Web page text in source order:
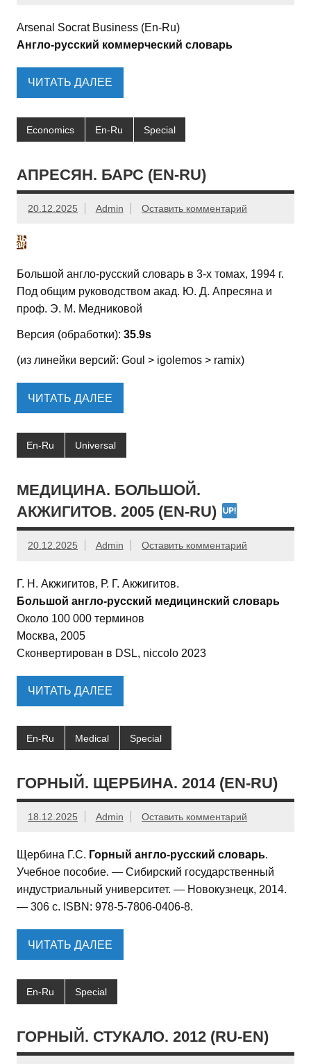
Arsenal Socrat Business (En-Ru)
Англо-русский коммерческий словарь
ЧИТАТЬ ДАЛЕЕ
Economics En-Ru Special
АПРЕСЯН. БАРС (EN-RU)
20.12.2025 Admin Оставить комментарий
Большой англо-русский словарь в 3-х томах, 1994 г.
Под общим руководством акад. Ю. Д. Апресяна и
проф. Э. М. Медниковой
Версия (обработки): 35.9s
(из линейки версий: Goul > igolemos > ramix)
ЧИТАТЬ ДАЛЕЕ
En-Ru Universal
МЕДИЦИНА. БОЛЬШОЙ.
АКЖИГИТОВ. 2005 (EN-RU)
20.12.2025 Admin Оставить комментарий
Г. Н. Акжигитов, Р. Г. Акжигитов.
Большой англо-русский медицинский словарь
Около 100 000 терминов
Москва, 2005
Сконвертирован в DSL, niccolo 2023
ЧИТАТЬ ДАЛЕЕ
En-Ru Medical Special
ГОРНЫЙ. ЩЕРБИНА. 2014 (EN-RU)
18.12.2025 Admin Оставить комментарий
Щербина Г.С. Горный англо-русский словарь.
Учебное пособие. — Сибирский государственный
индустриальный университет. — Новокузнецк, 2014.
— 306 с. ISBN: 978-5-7806-0406-8.
ЧИТАТЬ ДАЛЕЕ
En-Ru Special
ГОРНЫЙ. СТУКАЛО. 2012 (RU-EN)